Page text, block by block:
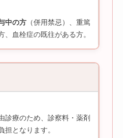
中の方 （併用禁忌）、重篤
、血栓症の既往がある方。
診療のため、診察料・薬剤
担となります。